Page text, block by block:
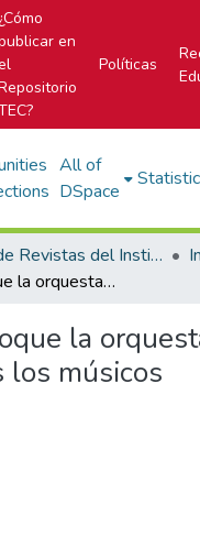
¿Cómo
en
Políticas
All of
DSpace
Portal de Revistas del Instituto Tecnológico de Costa Rica
Para que toque la orquesta son necesarios los músicos
la
los músicos